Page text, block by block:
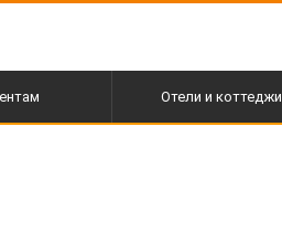
Отели и коттеджи